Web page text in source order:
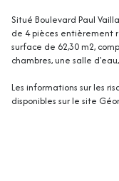
Situé Boulevard Paul
de 4 pièces entièrement
surface de 62,30 m2,
chambres, une salle
Les informations sur les
disponibles sur le site